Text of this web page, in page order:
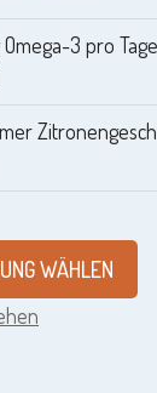
3 pro
WÄHLEN